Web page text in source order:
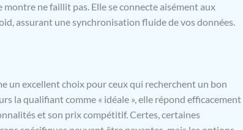
ne faillit pas. Elle se connecte aisément aux
assurant une synchronisation fluide de vos données.
un excellent choix pour ceux qui recherchent un bon
la qualifiant comme « idéale », elle répond efficacement
et son prix compétitif. Certes, certaines